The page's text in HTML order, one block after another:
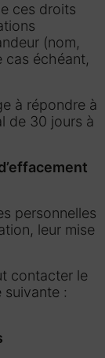
ces droits
(nom,
cas échéant,
à répondre à
de 30 jours à
personnelles
leur mise
contacter le
suivante :